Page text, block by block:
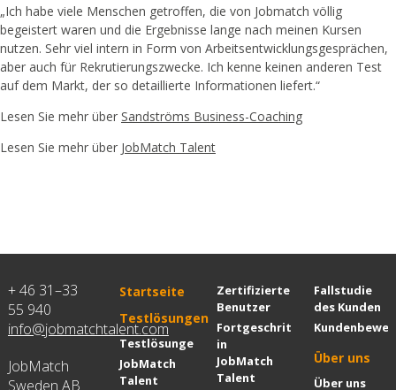
„Ich habe viele Menschen getroffen, die von Jobmatch völlig
begeistert waren und die Ergebnisse lange nach meinen Kursen
nutzen. Sehr viel intern in Form von Arbeitsentwicklungsgesprächen,
aber auch für Rekrutierungszwecke. Ich kenne keinen anderen Test
auf dem Markt, der so detaillierte Informationen liefert.“
Lesen Sie mehr über Sandströms Business-Coaching
Lesen Sie mehr über JobMatch Talent
+ 46 31–33
55 940
info@jobmatchtalent.com
JobMatch
Sweden AB
Startseite
Testlösungen
Testlösungen
JobMatch
Talent
Zertifizierte
Benutzer
Fortgeschrittenenkurs
in
JobMatch
Talent
Fallstudie
des Kunden
Über uns
Über uns